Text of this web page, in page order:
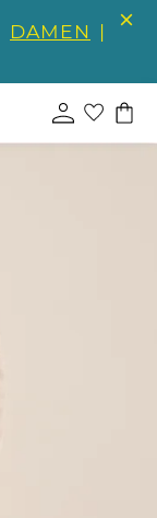
DAMEN |